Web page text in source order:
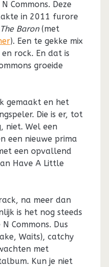
Commons. Deze
in 2011 furore
The Baron(met
). Een te gekke mix
rock. En dat is
groeide
gemaakt en het
Die is er, tot
niet. Wel een
een nieuwe prima
een opvallend
Have A Little
na meer dan
is het nog steeds
Commons. Dus
Waits), catchy
met
Kun je niet